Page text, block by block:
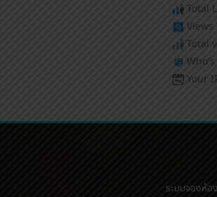
Total
Views
Total
Your
ระบบจองห้อ